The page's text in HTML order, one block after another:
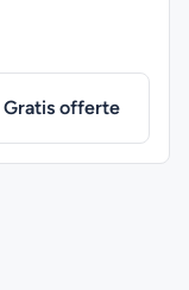
Gratis offerte